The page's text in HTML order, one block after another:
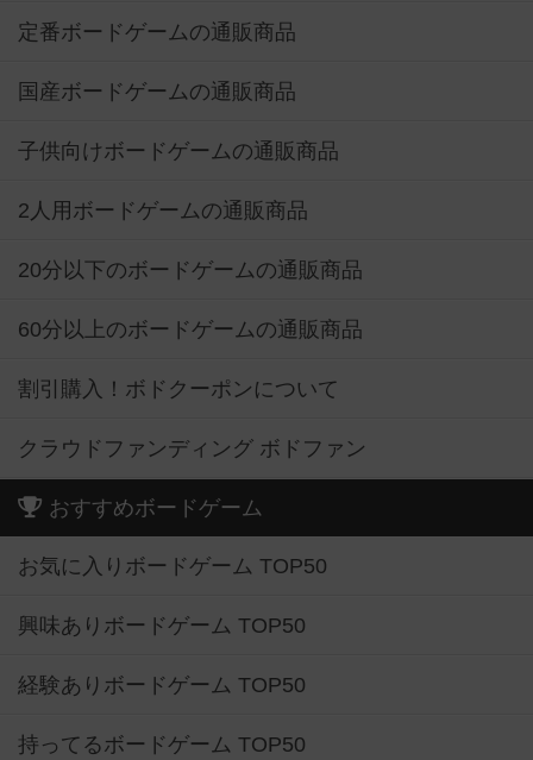
定番ボードゲームの通販商品
国産ボードゲームの通販商品
子供向けボードゲームの通販商品
2人用ボードゲームの通販商品
20分以下のボードゲームの通販商品
60分以上のボードゲームの通販商品
割引購入！ボドクーポンについて
クラウドファンディング ボドファン
おすすめボードゲーム
お気に入りボードゲーム TOP50
興味ありボードゲーム TOP50
経験ありボードゲーム TOP50
持ってるボードゲーム TOP50